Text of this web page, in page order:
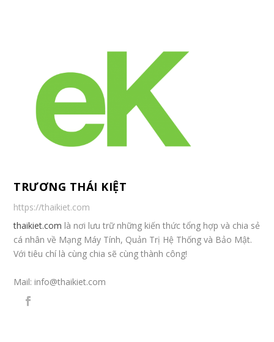
TRƯƠNG THÁI KIỆT
https://thaikiet.com
thaikiet.com là nơi lưu trữ những kiến thức tổng hợp và chia sẻ
cá nhân về Mạng Máy Tính, Quản Trị Hệ Thống và Bảo Mật.
Với tiêu chí là cùng chia sẽ cùng thành công!
Mail: info@thaikiet.com